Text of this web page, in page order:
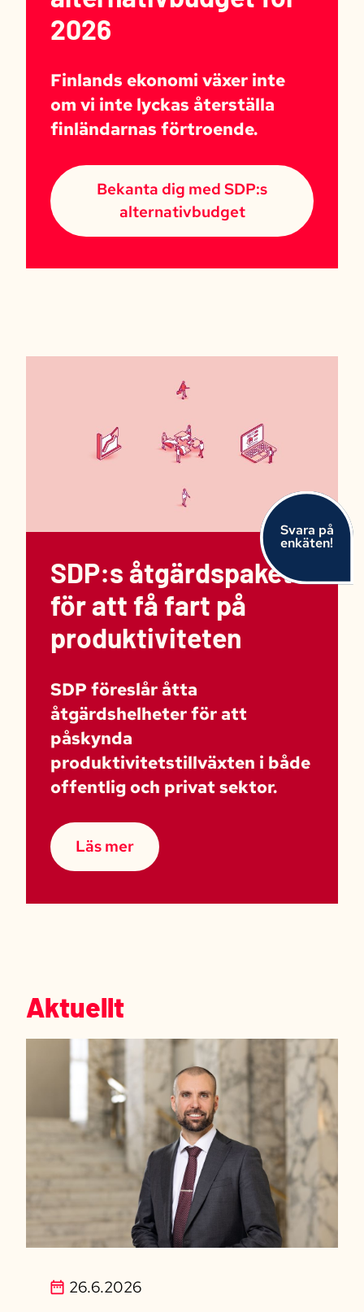
Svara på
enkäten!
2026
Finlands ekonomi växer inte
om vi inte lyckas återställa
finländarnas förtroende.
Bekanta dig med SDP:s
alternativbudget
SDP:s åtgärdspaket
för att få fart på
produktiviteten
SDP föreslår åtta
åtgärdshelheter för att
påskynda
produktivitetstillväxten i både
offentlig och privat sektor.
Läs mer
Aktuellt
26.6.2026